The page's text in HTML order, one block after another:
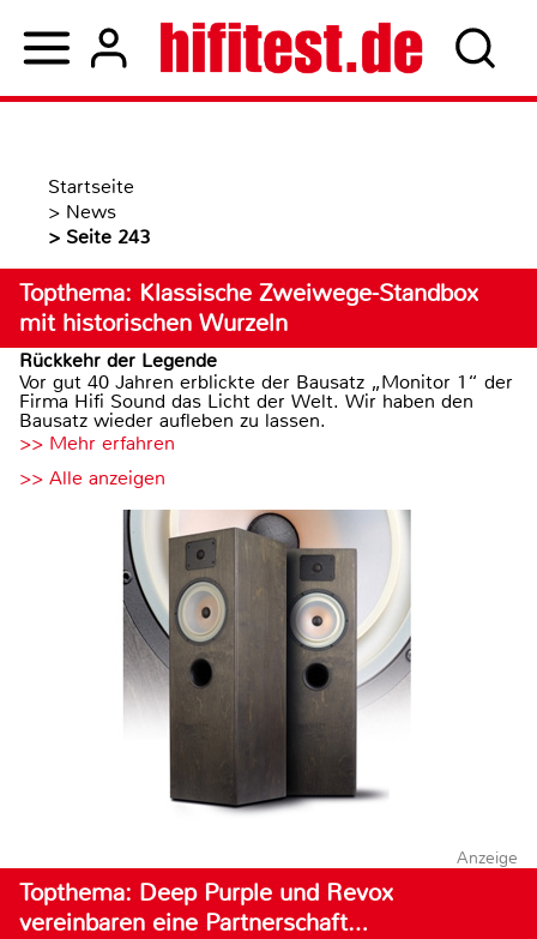
Startseite
> News
> Seite 243
Topthema: Klassische Zweiwege-Standbox
mit historischen Wurzeln
Rückkehr der Legende
Vor gut 40 Jahren erblickte der Bausatz „Monitor 1“ der
Firma Hifi Sound das Licht der Welt. Wir haben den
Bausatz wieder aufleben zu lassen.
>> Mehr erfahren
>> Alle anzeigen
Anzeige
Topthema: Deep Purple und Revox
vereinbaren eine Partnerschaft…